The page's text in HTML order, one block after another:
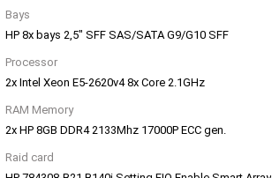
Bays
HP 8x bays 2,5" SFF SAS/SATA G9/G10 SFF
Processor
2x Intel Xeon E5-2620v4 8x Core 2.1GHz
RAM Memory
2x HP 8GB DDR4 2133Mhz 17000P ECC gen.
Raid card